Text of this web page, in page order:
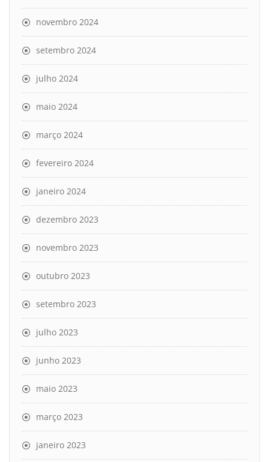
novembro 2024
setembro 2024
julho 2024
maio 2024
março 2024
fevereiro 2024
janeiro 2024
dezembro 2023
novembro 2023
outubro 2023
setembro 2023
julho 2023
junho 2023
maio 2023
março 2023
janeiro 2023